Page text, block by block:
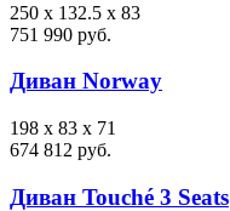
250 x 132.5 x 83
751 990 руб.
Диван Norway
198 x 83 x 71
674 812 руб.
Диван Touché 3 Seats